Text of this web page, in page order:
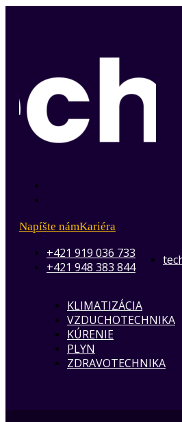
Napíšte námKariéra
+421 919 036 733
+421 948 383 844
KLIMATIZÁCIA
VZDUCHOTECHNIKA
KÚRENIE
PLYN
ZDRAVOTECHNIKA